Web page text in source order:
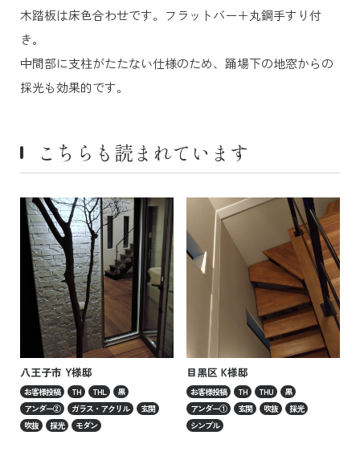
木踏板は床色合わせです。フラットバー＋丸鋼手すり付
き。
中間部に支柱がたたない仕様のため、踊場下の地窓からの
採光も効果的です。
こちらも読まれています
八王子市 Y様邸
お客様投稿 TH THL
黒
アンダー②
ガラス・アクリル
玄関
吹抜
採光 モダン
目黒区 K様邸
お客様投稿 TH THU
黒
アンダー①
玄関 吹抜
採光
シンプル